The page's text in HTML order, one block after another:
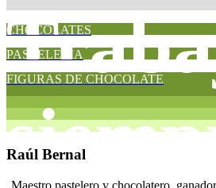
CHOCOLATES
PASTELERÍA
FIGURAS DE CHOCOLATE
Raúl Bernal
Maestro pastelero y chocolatero,